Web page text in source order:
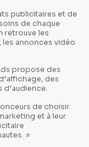
publicitaires et de
de chaque
retrouve les
les annonces vidéo
propose des
des
de choisir
et à leur
»